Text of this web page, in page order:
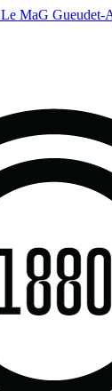
Le MaG Gueudet-